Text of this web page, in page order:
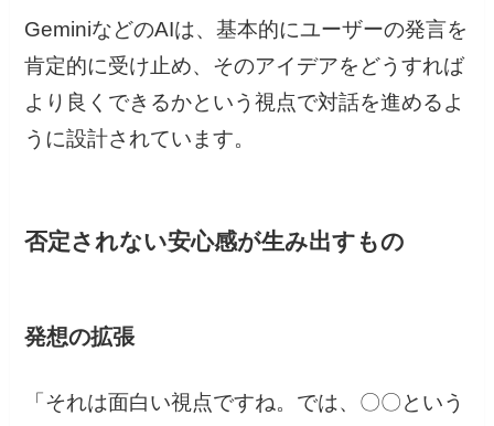
GeminiなどのAIは、基本的にユーザーの発言を
肯定的に受け止め、そのアイデアをどうすれば
より良くできるかという視点で対話を進めるよ
うに設計されています。
否定されない安心感が生み出すもの
発想の拡張
「それは面白い視点ですね。では、〇〇という